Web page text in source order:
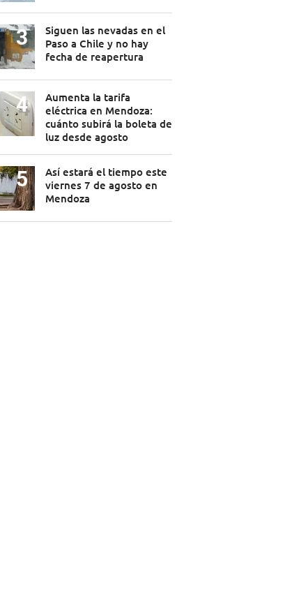
Siguen las nevadas en el
Paso a Chile y no hay
fecha de reapertura
Aumenta la tarifa
eléctrica en Mendoza:
cuánto subirá la boleta de
luz desde agosto
Así estará el tiempo este
viernes 7 de agosto en
Mendoza